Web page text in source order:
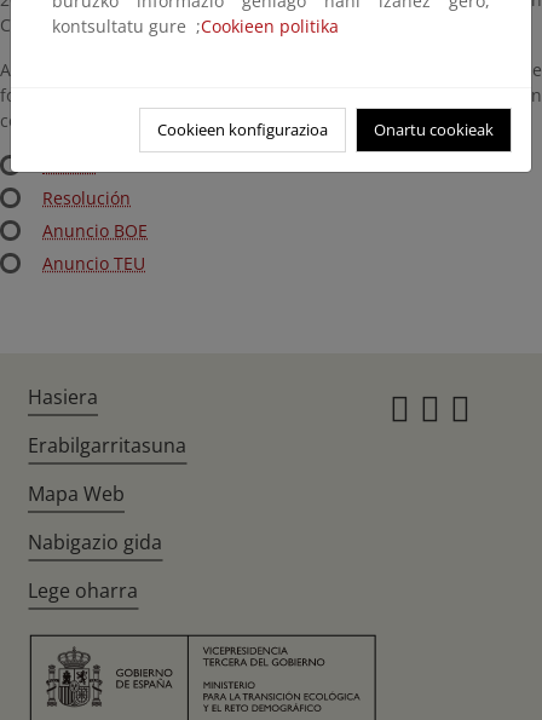
Cataluña.
A efectos meramente informativos, la Resolución y los planos que
forman parte del proyecto que han sido aprobados pueden
consultarse aquí:
Resolución
Anuncio BOE
Anuncio TEU
kontsultatu gure ;Cookieen politika
Cookieen konfigurazioa Onartu cookieak
Hasiera
Erabilgarritasuna
Mapa Web
Nabigazio gida
Lege oharra